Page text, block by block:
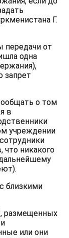
Г.
передачи от
одна
запрет
о том
в
учреждении
что никакого
близкими
размещенных
или они